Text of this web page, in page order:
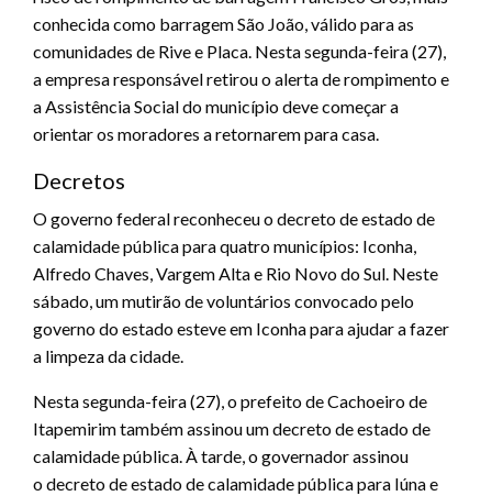
conhecida como barragem São João, válido para as
comunidades de Rive e Placa. Nesta segunda-feira (27),
a empresa responsável retirou o alerta de rompimento e
a Assistência Social do município deve começar a
orientar os moradores a retornarem para casa.
Decretos
O governo federal reconheceu o decreto de estado de
calamidade pública para quatro municípios: Iconha,
Alfredo Chaves, Vargem Alta e Rio Novo do Sul. Neste
sábado, um mutirão de voluntários convocado pelo
governo do estado esteve em Iconha para ajudar a fazer
a limpeza da cidade.
Nesta segunda-feira (27), o prefeito de Cachoeiro de
Itapemirim também assinou um decreto de estado de
calamidade pública. À tarde, o governador assinou
o decreto de estado de calamidade pública para Iúna e